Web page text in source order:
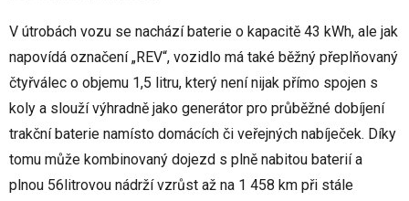
V útrobách vozu se nachází baterie o kapacitě 43 kWh, ale jak
napovídá označení „REV“, vozidlo má také běžný přeplňovaný
čtyřválec o objemu 1,5 litru, který není nijak přímo spojen s
koly a slouží výhradně jako generátor pro průběžné dobíjení
trakční baterie namísto domácích či veřejných nabíječek. Díky
tomu může kombinovaný dojezd s plně nabitou baterií a
plnou 56litrovou nádrží vzrůst až na 1 458 km při stále